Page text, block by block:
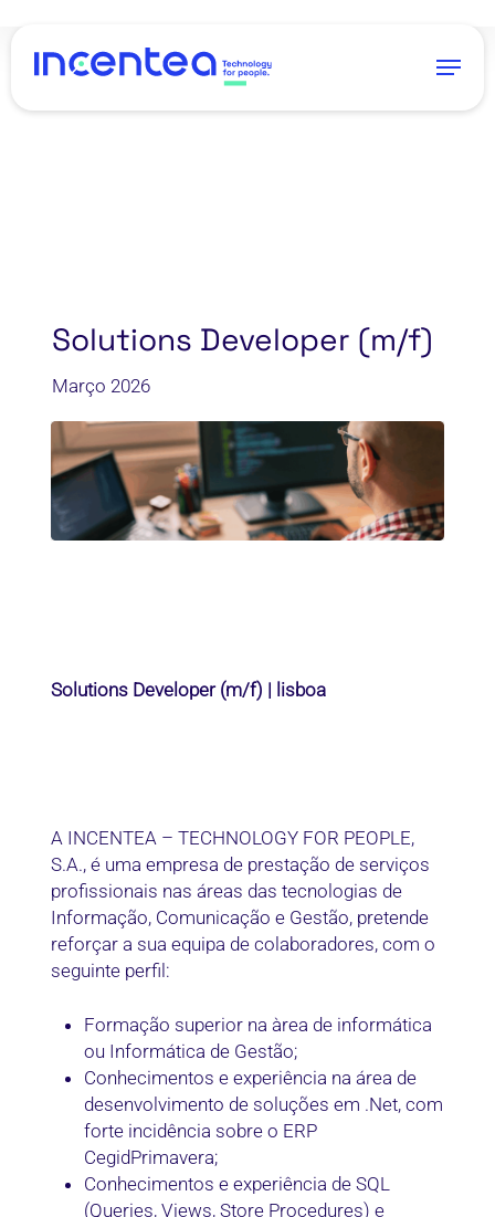
Menu
Solutions Developer (m/f)
Março 2026
Solutions Developer (m/f) | lisboa
A INCENTEA – TECHNOLOGY FOR PEOPLE,
S.A., é uma empresa de prestação de serviços
profissionais nas áreas das tecnologias de
Informação, Comunicação e Gestão, pretende
reforçar a sua equipa de colaboradores, com o
seguinte perfil:
Formação superior na àrea de informática
ou Informática de Gestão;
Conhecimentos e experiência na área de
desenvolvimento de soluções em .Net, com
forte incidência sobre o ERP
CegidPrimavera;
Conhecimentos e experiência de SQL
(Queries, Views, Store Procedures) e